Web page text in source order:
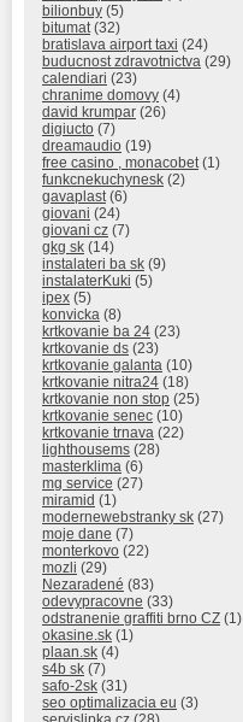
bilionbuy (5)
bitumat (32)
bratislava airport taxi (24)
buducnost zdravotnictva (29)
calendiari (23)
chranime domovy (4)
david krumpar (26)
digiucto (7)
dreamaudio (19)
free casino , monacobet (1)
funkcnekuchynesk (2)
gavaplast (6)
giovani (24)
giovani cz (7)
gkg sk (14)
instalateri ba sk (9)
instalaterKuki (5)
ipex (5)
konvicka (8)
krtkovanie ba 24 (23)
krtkovanie ds (23)
krtkovanie galanta (10)
krtkovanie nitra24 (18)
krtkovanie non stop (25)
krtkovanie senec (10)
krtkovanie trnava (22)
lighthousems (28)
masterklima (6)
mg service (27)
miramid (1)
modernewebstranky sk (27)
moje dane (7)
monterkovo (22)
mozli (29)
Nezaradené (83)
odevypracovne (33)
odstranenie graffiti brno CZ (1)
okasine.sk (1)
plaan.sk (4)
s4b sk (7)
safo-2sk (31)
seo optimalizacia eu (3)